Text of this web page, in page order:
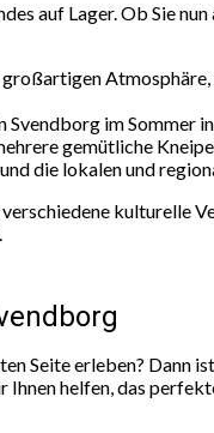
auf Lager. Ob Sie
im
gemütliche
die lokalen und
kulturelle
Seite erleben? Dann
helfen, das